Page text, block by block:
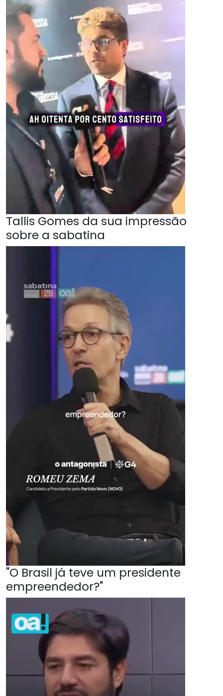
Tallis Gomes da sua impressão
sobre a sabatina
"O Brasil já teve um presidente
empreendedor?"